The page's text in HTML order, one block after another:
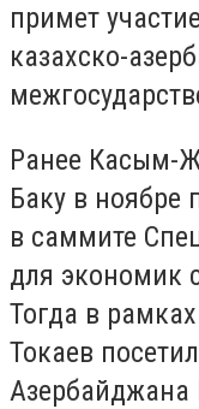
примет
казахско-
Ранее Касым-
Баку в ноябре
в саммите
для экономик
Тогда в
Токаев